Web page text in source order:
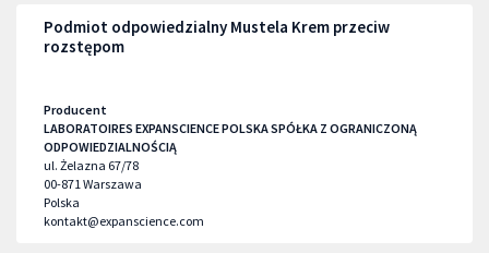
Podmiot odpowiedzialny Mustela Krem przeciw
rozstępom
Producent
LABORATOIRES EXPANSCIENCE POLSKA SPÓŁKA Z OGRANICZONĄ
ODPOWIEDZIALNOŚCIĄ
ul. Żelazna 67/78
00-871Warszawa
Polska
kontakt@expanscience.com